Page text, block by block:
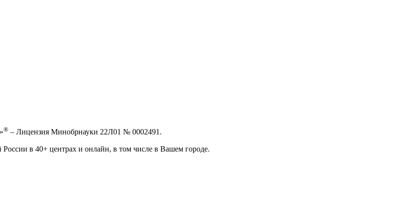
® – Лицензия Минобрнауки 22Л01 № 0002491.
России в 40+ центрах и онлайн, в том числе в Вашем городе.